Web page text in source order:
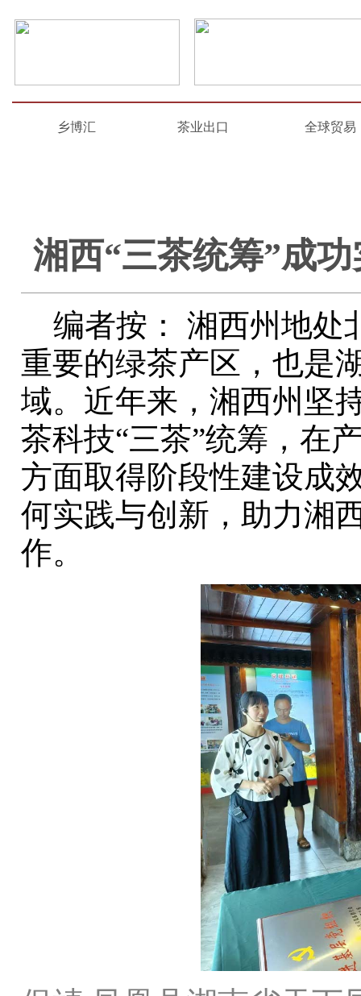
乡博汇 茶业出口 全球贸易
湘西“三茶统筹”成
编者按： 湘西州地处
重要的绿茶产区，也是
域。近年来，湘西州坚
茶科技“三茶”统筹，在
方面取得阶段性建设成
何实践与创新，助力湘
作。